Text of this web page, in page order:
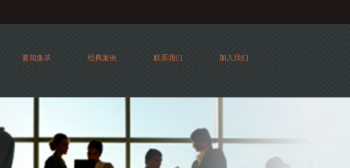
要闻集萃 经典案例 联系我们 加入我们